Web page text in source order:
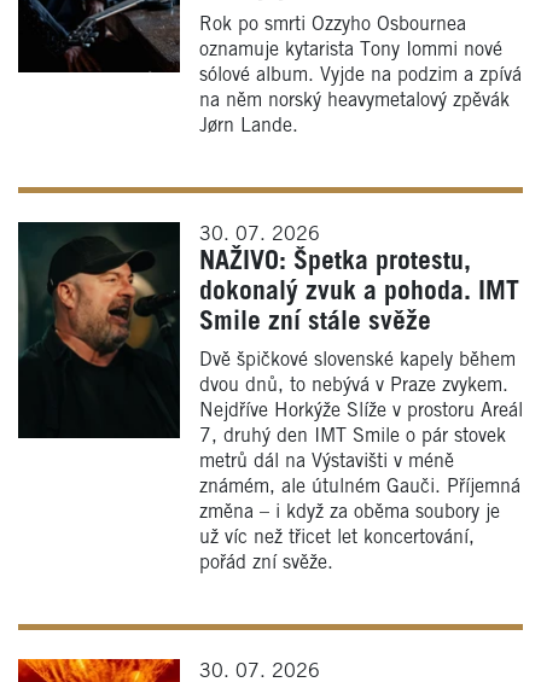
Rok po smrti Ozzyho Osbournea
oznamuje kytarista Tony Iommi nové
sólové album. Vyjde na podzim a zpívá
na něm norský heavymetalový zpěvák
Jørn Lande.
30. 07. 2026
NAŽIVO: Špetka protestu,
dokonalý zvuk a pohoda. IMT
Smile zní stále svěže
Dvě špičkové slovenské kapely během
dvou dnů, to nebývá v Praze zvykem.
Nejdříve Horkýže Slíže v prostoru Areál
7, druhý den IMT Smile o pár stovek
metrů dál na Výstavišti v méně
známém, ale útulném Gauči. Příjemná
změna – i když za oběma soubory je
už víc než třicet let koncertování,
pořád zní svěže.
30. 07. 2026